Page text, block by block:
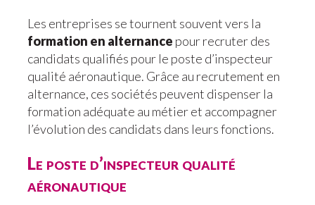
Les entreprises se tournent souvent vers la
formation en alternance pour recruter des
candidats qualifiés pour le poste d’inspecteur
qualité aéronautique. Grâce au recrutement en
alternance, ces sociétés peuvent dispenser la
formation adéquate au métier et accompagner
l’évolution des candidats dans leurs fonctions.
Le poste d’inspecteur qualité
aéronautique